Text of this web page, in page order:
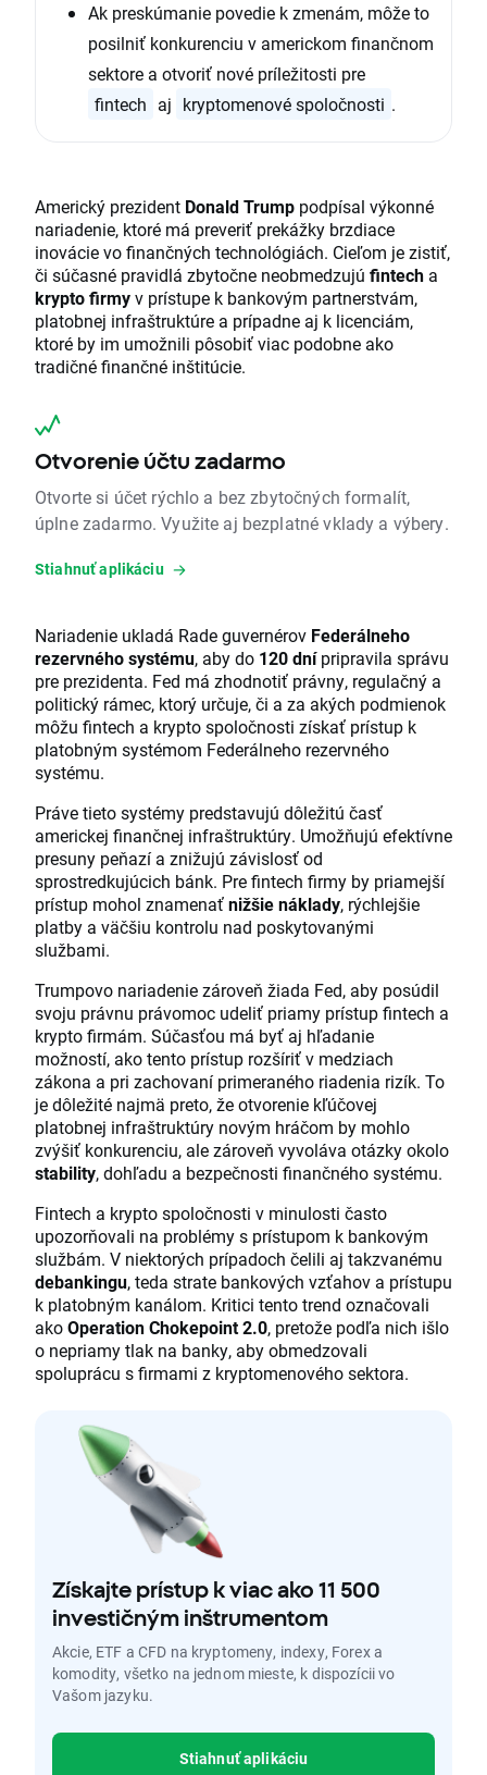
Ak preskúmanie povedie k zmenám, môže to
posilniť konkurenciu v americkom finančnom
sektore a otvoriť nové príležitosti pre
fintech aj kryptomenové spoločnosti .
Americký prezident Donald Trump podpísal výkonné
nariadenie, ktoré má preveriť prekážky brzdiace
inovácie vo finančných technológiách. Cieľom je zistiť,
či súčasné pravidlá zbytočne neobmedzujú fintech a
krypto firmyv prístupe k bankovým partnerstvám,
platobnej infraštruktúre a prípadne aj k licenciám,
ktoré by im umožnili pôsobiť viac podobne ako
tradičné finančné inštitúcie.
Otvorenie účtu zadarmo
Otvorte si účet rýchlo a bez zbytočných formalít,
úplne zadarmo. Využite aj bezplatné vklady a výbery.
Stiahnuť aplikáciu
Nariadenie ukladá Rade guvernérov Federálneho
rezervného systému, aby do 120 dnípripravila správu
pre prezidenta. Fed má zhodnotiť právny, regulačný a
politický rámec, ktorý určuje, či a za akých podmienok
môžu fintech a krypto spoločnosti získať prístup k
platobným systémom Federálneho rezervného
systému.
Práve tieto systémy predstavujú dôležitú časť
americkej finančnej infraštruktúry. Umožňujú efektívne
presuny peňazí a znižujú závislosť od
sprostredkujúcich bánk. Pre fintech firmy by priamejší
prístup mohol znamenaťnižšie náklady, rýchlejšie
platby a väčšiu kontrolu nad poskytovanými
službami.
Trumpovo nariadenie zároveň žiada Fed, aby posúdil
svoju právnu právomoc udeliť priamy prístup fintech a
krypto firmám. Súčasťou má byť aj hľadanie
možností, ako tento prístup rozšíriť v medziach
zákona a pri zachovaní primeraného riadenia rizík. To
je dôležité najmä preto, že otvorenie kľúčovej
platobnej infraštruktúry novým hráčom by mohlo
zvýšiť konkurenciu, ale zároveň vyvoláva otázky okolo
stability, dohľadu a bezpečnosti finančného systému.
Fintech a krypto spoločnosti v minulosti často
upozorňovali na problémy s prístupom k bankovým
službám. V niektorých prípadoch čelili aj takzvanému
debankingu, teda strate bankových vzťahov a prístupu
k platobným kanálom. Kritici tento trend označovali
akoOperation Chokepoint 2.0, pretože podľa nich išlo
o nepriamy tlak na banky, aby obmedzovali
spoluprácu s firmami z kryptomenového sektora.
Získajte prístup k viac ako 11 500
investičným inštrumentom
Akcie, ETF a CFD na kryptomeny, indexy, Forex a
komodity, všetko na jednom mieste, k dispozícii vo
Vašom jazyku.
Stiahnuť aplikáciu